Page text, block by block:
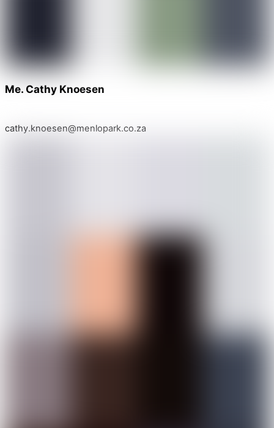
Me. Cathy Knoesen
cathy.knoesen@menlopark.co.za